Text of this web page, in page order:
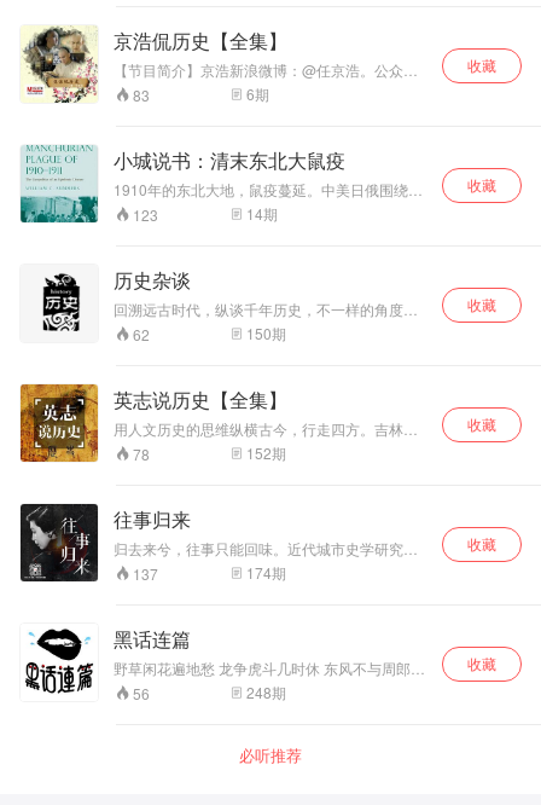
朝末年，持续了1300多年。 科举制改善了用人制
度，彻底打破血缘世族的垄断；“朝为田舍郎，暮
登天子堂”，部分社会中下层有能力的读书人进入
社会上层，获得施展才智的机会。 本专辑由主
播：王二三在此为您整理讲述所有有关科举的那
京浩侃历史【全集】
【节目简介】京浩新浪微博：@任京浩。公众微
信：任京浩。扣扣粉丝群：415110584 。百家讲
的我都谈 你不懂的我来说 说什么 说说那段尘封
好了吗 开始上课啦！听友互动群：277072910/
电台招聘群：277072003/新浪微博：士兵小站音
乐台/公众微信：sbxzyyt/只有你想不到的，没有
你听不到的，士兵小站，你我的心灵驿站。
83 6期
收藏
小城说书：清末东北大鼠疫
1910年的东北大地，鼠疫蔓延。中美日俄围绕鼠
疫防治展开了一场科学与外交的大博弈。 主讲
人：程龙 北京大学历史学博士，加拿大英属哥伦
在美国南卡大学，北京语言大学等地任教。
123 14期
收藏
历史杂谈
回溯远古时代，纵谈千年历史，不一样的角度，
不一样的历史。
62 150期
收藏
英志说历史【全集】
用人文历史的思维纵横古今，行走四方。吉林旅
游广播周一-周六早八点《英志说历史》。微信平
台：pindulishi
78 152期
收藏
往事归来
归去来兮，往事只能回味。近代城市史学研究者
何遇，带你穿越时空，开启往事之门，解读民国
演艺圈，漫谈北洋八卦志，重构80年代记忆拼
公号：倾听天津（qingtingTJZ）。更多的天津，
用听的。
137 174期
收藏
黑话连篇
野草闲花遍地愁 龙争虎斗几时休 东风不与周郎便
两个黄鹂鸣翠柳 黑话连篇私电台 讲的不只是历史
56 248期
收藏
必听推荐